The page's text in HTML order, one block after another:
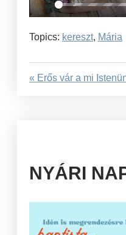
Play
Topics: kereszt, Mária
« Erős vár a mi
NYÁRI